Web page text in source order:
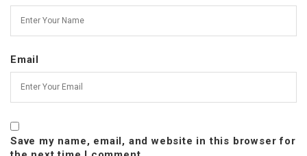
Email
Save my name, email, and website in this browser for